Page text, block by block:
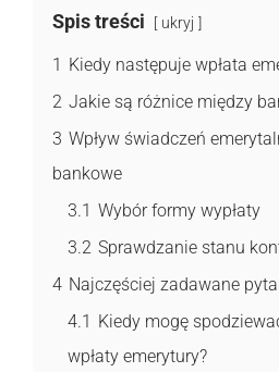
Spis treści ukryj
1 Kiedy następuje wpłata
2 Jakie są różnice między
3 Wpływ świadczeń
bankowe
3.1 Wybór formy wypłaty
3.2 Sprawdzanie stanu
4 Najczęściej zadawane
4.1 Kiedy mogę
wpłaty emerytury?